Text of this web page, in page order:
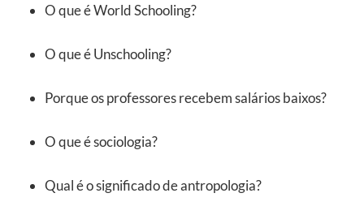
O que é World Schooling?
O que é Unschooling?
Porque os professores recebem salários baixos?
O que é sociologia?
Qual é o significado de antropologia?